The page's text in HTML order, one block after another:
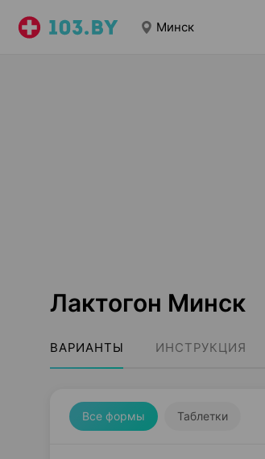
Минск
Лактогон Минск
ВАРИАНТЫ ИНСТРУКЦИЯ
Все формы Таблетки